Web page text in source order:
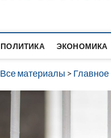
ПОЛИТИКА ЭКОНОМИКА
Все материалы > Главное